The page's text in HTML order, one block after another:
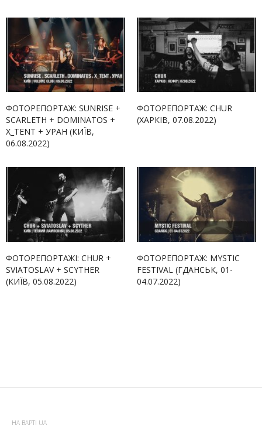
ФОТОРЕПОРТАЖ: SUNRISE +
SCARLETH + DOMINATOS +
X_TENT + УРАН (КИЇВ,
06.08.2022)
ФОТОРЕПОРТАЖ: CHUR
(ХАРКІВ, 07.08.2022)
ФОТОРЕПОРТАЖІ: CHUR +
SVIATOSLAV + SCYTHER
(КИЇВ, 05.08.2022)
ФОТОРЕПОРТАЖ: MYSTIC
FESTIVAL (ГДАНСЬК, 01-
04.07.2022)
НА ВАРТІ UA